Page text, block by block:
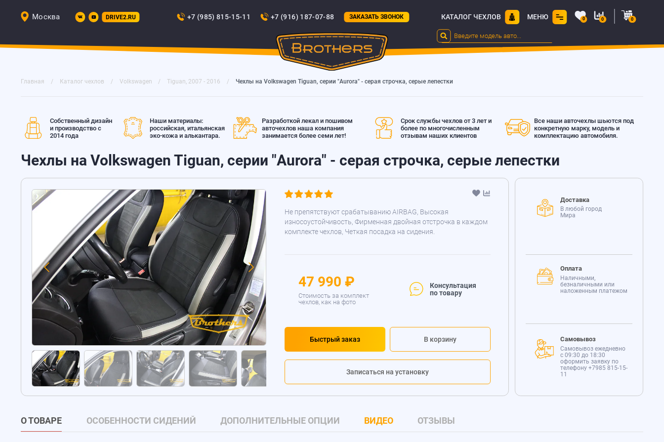
Москва DRIVE2.RU +7 (985) 815-15-11 +7 (916) 187-07-88 ЗАКАЗАТЬ ЗВОНОК КАТАЛОГ ЧЕХЛОВ МЕНЮ 0 0 0
Главная Каталог чехлов Volkswagen Tiguan, 2007 - 2016 Чехлы на Volkswagen Tiguan, серии "Aurora" - серая строчка, серые лепестки
Собственный дизайн
и производство с
2014 года
Наши материалы:
российская, итальянская
эко-кожа и алькантара.
Разработкой лекал и пошивом
авточехлов наша компания
занимается более семи лет!
Срок службы чехлов от 3 лет и
более по многочисленным
отзывам наших клиентов
Все наши авточехлы шьются под
конкретную марку, модель и
комплектацию автомобиля.
Чехлы на Volkswagen Tiguan, серии "Aurora" - серая строчка, серые лепестки
Не препятствуют срабатыванию AIRBAG, Высокая
износоустойчивость, Фирменная двойная отстрочка в каждом
комплекте чехлов, Четкая посадка на сидения.
47 990 ₽
Стоимость за комплект
чехлов, как на фото
Консультация
по товару
Быстрый заказ В корзину
Записаться на установку
Доставка
В любой город
Мира
Оплата
Наличными,
безналичными или
наложенным платежом
Самовывоз
Самовывоз ежедневно
с 09:30 до 18:30
оформить заявку по
телефону +7985 815-15-
11
О ТОВАРЕ ОСОБЕННОСТИ СИДЕНИЙ ДОПОЛНИТЕЛЬНЫЕ ОПЦИИ ВИДЕО ОТЗЫВЫ